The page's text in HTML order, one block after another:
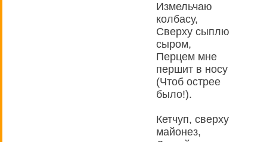
Измельчаю
колбасу,
Сверху сыплю
сыром,
Перцем мне
першит в носу
(Чтоб острее
было!).
Кетчуп, сверху
майонез,